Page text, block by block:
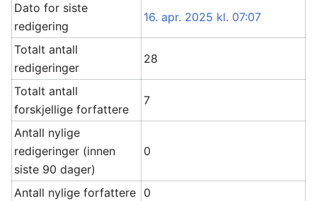
Dato for siste
redigering
16. apr. 2025 kl. 07:07
Totalt antall
redigeringer
28
Totalt antall
forskjellige forfattere
7
Antall nylige
redigeringer (innen
siste 90 dager)
0
Antall nylige forfattere 0